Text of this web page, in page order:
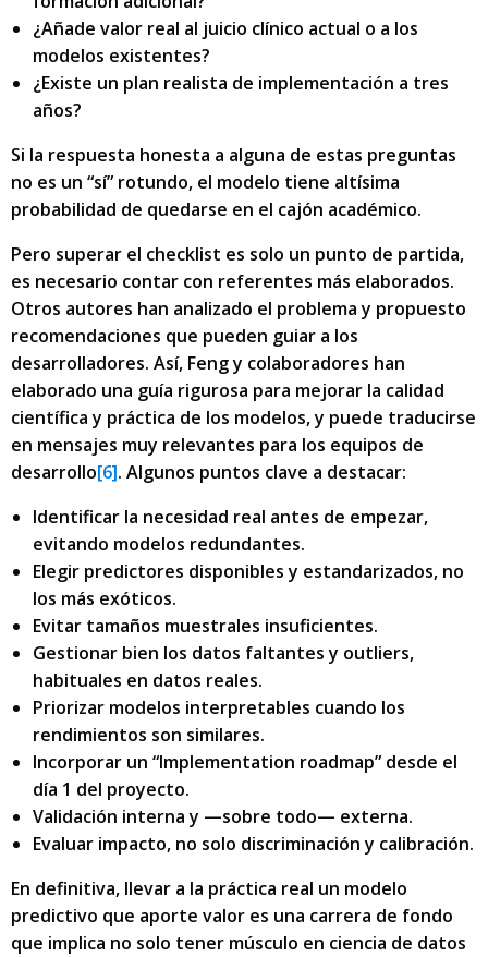
¿Añade valor real al juicio clínico actual o a los
modelos existentes?
¿Existe un plan realista de implementación a tres
años?
Si la respuesta honesta a alguna de estas preguntas
no es un “sí” rotundo, el modelo tiene altísima
probabilidad de quedarse en el cajón académico.
Pero superar el checklist es solo un punto de partida,
es necesario contar con referentes más elaborados.
Otros autores han analizado el problema y propuesto
recomendaciones que pueden guiar a los
desarrolladores. Así, Feng y colaboradores han
elaborado una guía rigurosa para mejorar la calidad
científica y práctica de los modelos, y puede traducirse
en mensajes muy relevantes para los equipos de
desarrollo[6]. Algunos puntos clave a destacar:
Identificar la necesidad real antes de empezar,
evitando modelos redundantes.
Elegir predictores disponibles y estandarizados, no
los más exóticos.
Evitar tamaños muestrales insuficientes.
Gestionar bien los datos faltantes y outliers,
habituales en datos reales.
Priorizar modelos interpretables cuando los
rendimientos son similares.
Incorporar un “Implementation roadmap” desde el
día 1 del proyecto.
Validación interna y —sobre todo— externa.
Evaluar impacto, no solo discriminación y calibración.
En definitiva, llevar a la práctica real un modelo
predictivo que aporte valor es una carrera de fondo
que implica no solo tener músculo en ciencia de datos